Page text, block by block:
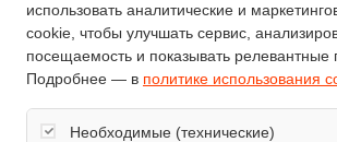
Всего конфорок
1
Расположение панели
спереди
Электроподжиг
есть,
Материал рабочей
закаленное
использовать аналитические и
cookie, чтобы улучшать сервис,
посещаемость и показывать релевантные
Подробнее — в политике использования
Необходимые (технические)